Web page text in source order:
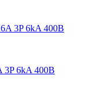
3P 6kA 400В